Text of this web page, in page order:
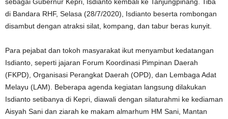
di Bandara RHF, Selasa (28/7/2020), Isdianto beserta rombongan
disambut dengan atraksi silat, kompang, dan tabur beras kunyit.
Para pejabat dan tokoh masyarakat ikut menyambut kedatangan
Isdianto, seperti jajaran Forum Koordinasi Pimpinan Daerah
(FKPD), Organisasi Perangkat Daerah (OPD), dan Lembaga Adat
Melayu (LAM). Beberapa agenda kegiatan langsung dilakukan
Isdianto setibanya di Kepri, diawali dengan silaturahmi ke kediaman
Aisyah Sani dan ziarah ke makam almarhum HM Sani, Mantan